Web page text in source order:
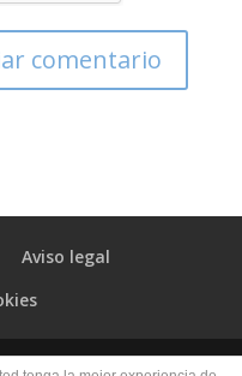
Aviso legal